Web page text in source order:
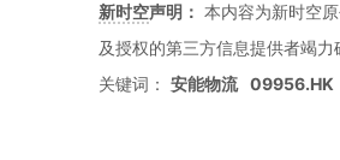
新时空声明： 本内容为新时空
及授权的第三方信息提供者竭
关键词： 安能物流 09956.HK